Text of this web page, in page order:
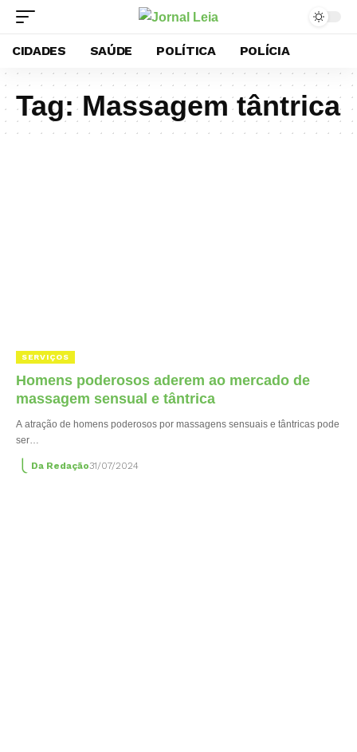
CIDADES SAÚDE POLÍTICA POLÍCIA
Tag:Massagem tântrica
SERVIÇOS
Homens poderosos aderem ao mercado de
massagem sensual e tântrica
A atração de homens poderosos por massagens sensuais e tântricas pode
ser…
Da Redação31/07/2024